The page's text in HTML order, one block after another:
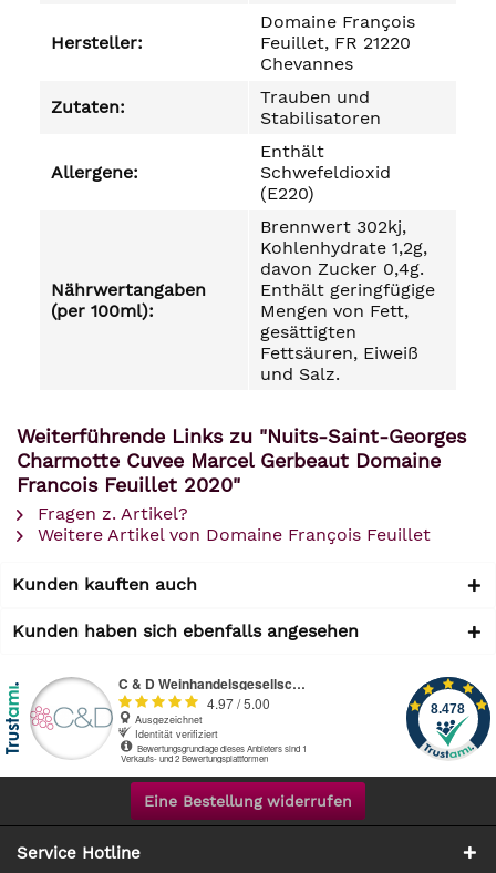
Hersteller:
Domaine François
Feuillet, FR 21220
Chevannes
Zutaten:
Trauben und
Stabilisatoren
Allergene:
Enthält
Schwefeldioxid
(E220)
Nährwertangaben
(per 100ml):
Brennwert 302kj,
Kohlenhydrate 1,2g,
davon Zucker 0,4g.
Enthält geringfügige
Mengen von Fett,
gesättigten
Fettsäuren, Eiweiß
und Salz.
Weiterführende Links zu "Nuits-Saint-Georges
Charmotte Cuvee Marcel Gerbeaut Domaine
Francois Feuillet 2020"
Fragen z. Artikel?
Weitere Artikel von Domaine François Feuillet
Kunden kauften auch
Kunden haben sich ebenfalls angesehen
Eine Bestellung widerrufen
Service Hotline